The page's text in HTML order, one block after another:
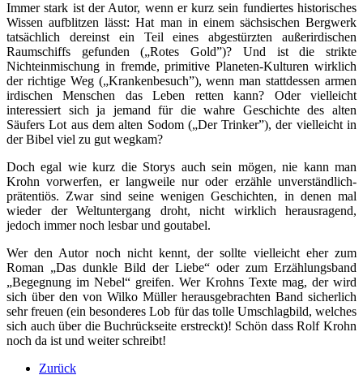
Immer stark ist der Autor, wenn er kurz sein fundiertes historisches
Wissen aufblitzen lässt: Hat man in einem sächsischen Bergwerk
tatsächlich dereinst ein Teil eines abgestürzten außerirdischen
Raumschiffs gefunden („Rotes Gold”)? Und ist die strikte
Nichteinmischung in fremde, primitive Planeten-Kulturen wirklich
der richtige Weg („Krankenbesuch”), wenn man stattdessen armen
irdischen Menschen das Leben retten kann? Oder vielleicht
interessiert sich ja jemand für die wahre Geschichte des alten
Säufers Lot aus dem alten Sodom („Der Trinker”), der vielleicht in
der Bibel viel zu gut wegkam?
Doch egal wie kurz die Storys auch sein mögen, nie kann man
Krohn vorwerfen, er langweile nur oder erzähle unverständlich-
prätentiös. Zwar sind seine wenigen Geschichten, in denen mal
wieder der Weltuntergang droht, nicht wirklich herausragend,
jedoch immer noch lesbar und goutabel.
Wer den Autor noch nicht kennt, der sollte vielleicht eher zum
Roman „Das dunkle Bild der Liebe“ oder zum Erzählungsband
„Begegnung im Nebel“ greifen. Wer Krohns Texte mag, der wird
sich über den von Wilko Müller herausgebrachten Band sicherlich
sehr freuen (ein besonderes Lob für das tolle Umschlagbild, welches
sich auch über die Buchrückseite erstreckt)! Schön dass Rolf Krohn
noch da ist und weiter schreibt!
Zurück